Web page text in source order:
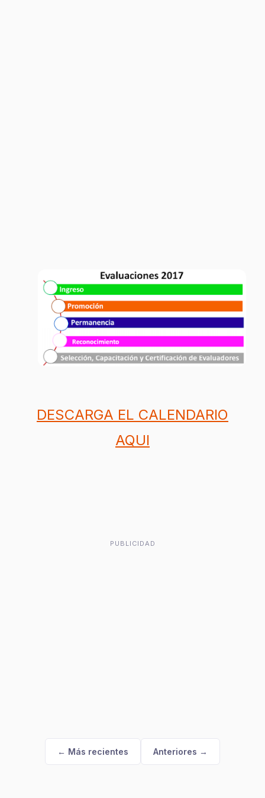
DESCARGA EL CALENDARIO
AQUI
PUBLICIDAD
← Más recientes Anteriores →